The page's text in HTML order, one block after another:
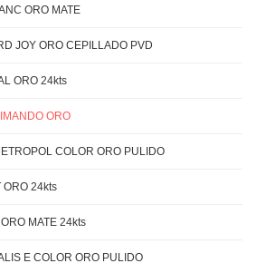
ORO MATE
JOY ORO CEPILLADO PVD
ORO 24kts
ORO
COLOR ORO PULIDO
ORO 24kts
MATE 24kts
E COLOR ORO PULIDO